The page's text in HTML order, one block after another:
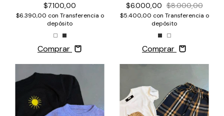
$7.100,00
$6.390,00 con Transferencia o
depósito
Comprar
$6.000,00 $8.000,00
$5.400,00 con Transferencia o
depósito
Comprar